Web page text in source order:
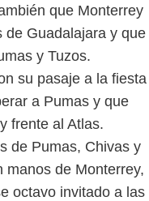
que Monterrey
de Guadalajara y que
y Tuzos.
su pasaje a la fiesta
a Pumas y que
frente al Atlas.
de Pumas, Chivas y
manos de Monterrey,
octavo invitado a las